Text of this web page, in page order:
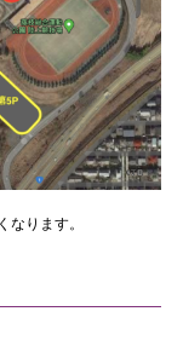
ります。